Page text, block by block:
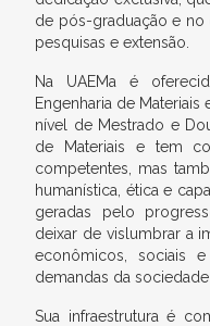
de pós-graduação e no
pesquisas e extensão.
Na UAEMa é
Engenharia de
nível de Mestrado e
de Materiais e tem
competentes, mas
humanística, ética e
geradas pelo
deixar de vislumbrar a
econômicos, sociais
demandas da sociedade.
Sua infraestrutura é